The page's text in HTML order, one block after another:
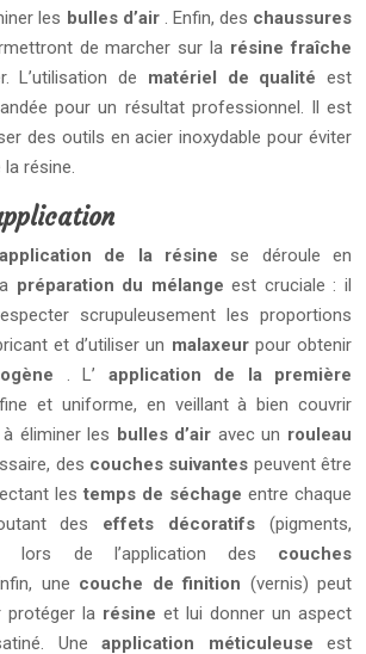
les bulles d’air . Enfin, des chaussures
de marcher sur la résine fraîche
L’utilisation de matériel de qualitéest
pour un résultat professionnel. Il est
des outils en acier inoxydable pour éviter
résine.
application de la résine se déroule en
préparation du mélangeest cruciale : il
scrupuleusement les proportions
et d’utiliser un malaxeur pour obtenir
. L’ application de la première
et uniforme, en veillant à bien couvrir
éliminer les bulles d’air avec un rouleau
des couches suivantes peuvent être
les temps de séchage entre chaque
des effets décoratifs(pigments,
lors de l’application des couches
une couche de finition (vernis) peut
protéger la résine et lui donner un aspect
Uneapplication méticuleuseest